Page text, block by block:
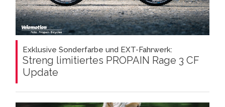
Exklusive Sonderfarbe und EXT-Fahrwerk:
Streng limitiertes PROPAIN Rage 3 CF
Update